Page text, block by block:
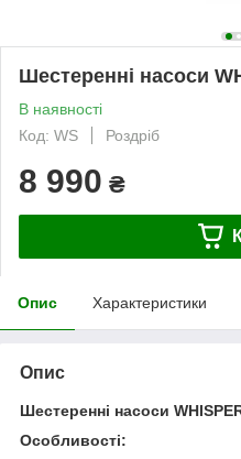
Шестеренні насоси
В наявності
Код: WS
Роздріб
8 990 ₴
Опис Характеристики
Опис
Шестеренні насоси
Особливості: